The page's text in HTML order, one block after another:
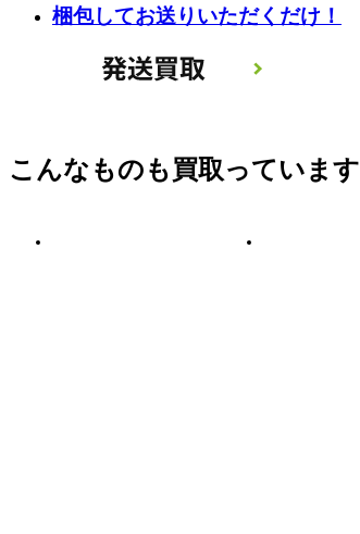
梱包してお送りいただくだけ！
こんなものも買取っています